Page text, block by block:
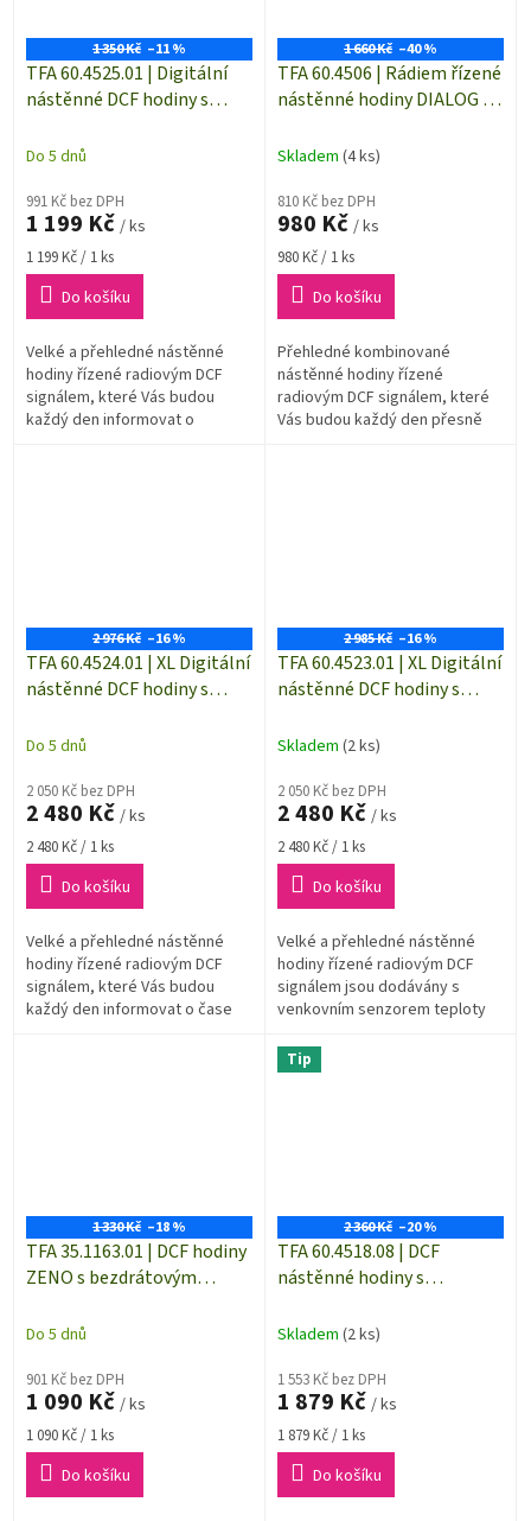
1 350 Kč –11 %
TFA 60.4525.01 | Digitální
nástěnné DCF hodiny s
| 356 x 161 mm | černá
Do 5 dnů
991 Kč bez DPH
1 199 Kč / ks
Měrná
cena:
1 199 Kč / 1 ks
Do košíku
Velké a přehledné nástěnné
hodiny řízené radiovým DCF
signálem, které Vás budou
každý den informovat o
1 660 Kč –40 %
TFA 60.4506 | Rádiem řízené
nástěnné hodiny DIALOG s
místnosti | 260 x 220 mm
Skladem (4 ks)
810 Kč bez DPH
980 Kč / ks
Měrná
cena:
980 Kč / 1 ks
Do košíku
Přehledné kombinované
nástěnné hodiny řízené
radiovým DCF signálem, které
Vás budou každý den přesně
2 976 Kč –16 %
TFA 60.4524.01 | XL Digitální
nástěnné DCF hodiny s
slunce | 360 × 235 mm
Do 5 dnů
2 050 Kč bez DPH
2 480 Kč / ks
Měrná
cena:
2 480 Kč / 1 ks
Do košíku
Velké a přehledné nástěnné
hodiny řízené radiovým DCF
signálem, které Vás budou
každý den informovat o čase
2 985 Kč –16 %
TFA 60.4523.01 | XL Digitální
nástěnné DCF hodiny s
vnitřním klimatem | 360 ×
Skladem (2 ks)
2 050 Kč bez DPH
2 480 Kč / ks
Měrná
cena:
2 480 Kč / 1 ks
Do košíku
Velké a přehledné nástěnné
hodiny řízené radiovým DCF
signálem jsou dodávány s
venkovním senzorem teploty
jaká je teplota venku. Budík s
funkcí...
1 330 Kč –18 %
TFA 35.1163.01 | DCF hodiny
ZENO s bezdrátovým
počasí| dosah až 100 m |
Do 5 dnů
901 Kč bez DPH
1 090 Kč / ks
Měrná
cena:
1 090 Kč / 1 ks
Do košíku
Tip
2 360 Kč –20 %
TFA 60.4518.08 | DCF
nástěnné hodiny s
teploty | čeština pro datum
Skladem (2 ks)
1 553 Kč bez DPH
1 879 Kč / ks
Měrná
cena:
1 879 Kč / 1 ks
Do košíku